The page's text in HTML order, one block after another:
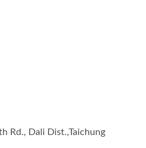
Rd., Dali Dist.,Taichung